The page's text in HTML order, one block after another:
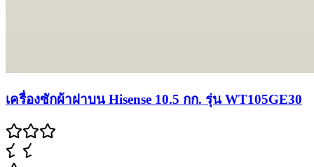
เครื่องซักผ้าฝาบน Hisense 10.5 กก. รุ่น WT105GE30